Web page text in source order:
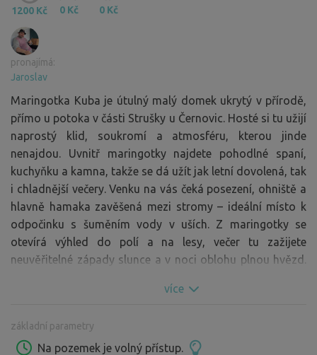
1200 Kč 0 Kč 0 Kč
pronajímá:
Jaroslav
Maringotka Kuba je útulný malý domek ukrytý v přírodě,
přímo u potoka v části Strušky u Černovic. Hosté si tu užijí
naprostý klid, soukromí a atmosféru, kterou jinde
nenajdou. Uvnitř maringotky najdete pohodlné spaní,
kuchyňku a kamna, takže se dá užít jak letní dovolená, tak
i chladnější večery. Venku na vás čeká posezení, ohniště a
hlavně hamaka zavěšená mezi stromy – ideální místo k
odpočinku s šuměním vody v uších. Z maringotky se
otevírá výhled do polí a na lesy, večer tu zažijete
neuvěřitelné západy slunce a v noci oblohu plnou hvězd.
každodennímu shonu a načerpat novou energii v přírodě.
více
základní parametry
Na pozemek je volný přístup.